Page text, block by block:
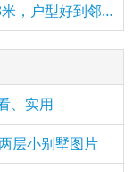
二层欧式农村小别墅设计图，9.5米乘13米，户型好到邻居求图纸
、实用
层小别墅图片